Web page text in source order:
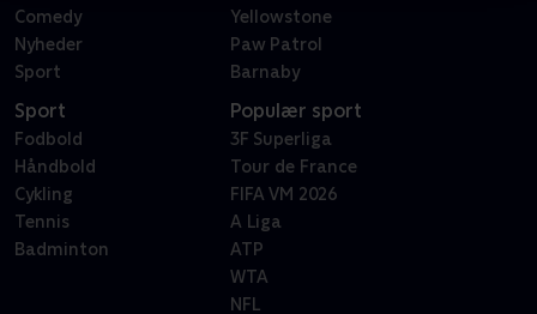
Comedy
Nyheder
Sport
Yellowstone
Paw Patrol
Barnaby
Sport
Fodbold
Håndbold
Cykling
Tennis
Badminton
Populær sport
3F Superliga
Tour de France
FIFA VM 2026
A Liga
ATP
WTA
NFL